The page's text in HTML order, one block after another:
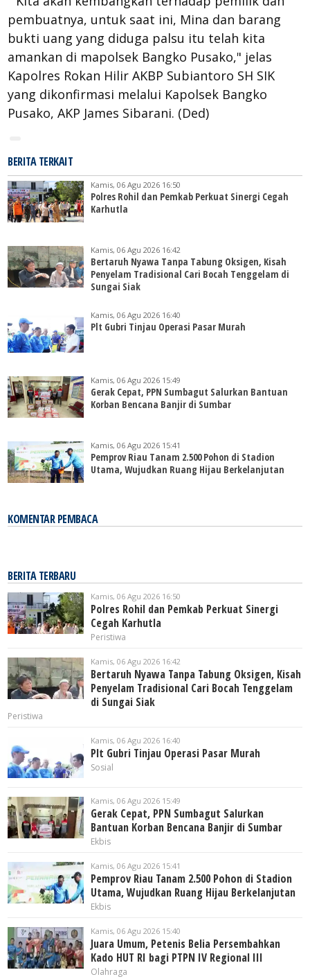
pembuatnya, untuk saat ini, Mina dan barang
bukti uang yang diduga palsu itu telah kita
amankan di mapolsek Bangko Pusako," jelas
Kapolres Rokan Hilir AKBP Subiantoro SH SIK
yang dikonfirmasi melalui Kapolsek Bangko
Pusako, AKP James Sibarani. (Ded)
BERITA TERKAIT
Kamis, 06 Agu 2026 16:50
Polres Rohil dan Pemkab Perkuat Sinergi Cegah
Karhutla
Kamis, 06 Agu 2026 16:42
Bertaruh Nyawa Tanpa Tabung Oksigen, Kisah
Penyelam Tradisional Cari Bocah Tenggelam di
Sungai Siak
Kamis, 06 Agu 2026 16:40
Plt Gubri Tinjau Operasi Pasar Murah
Kamis, 06 Agu 2026 15:49
Gerak Cepat, PPN Sumbagut Salurkan Bantuan
Korban Bencana Banjir di Sumbar
Kamis, 06 Agu 2026 15:41
Pemprov Riau Tanam 2.500 Pohon di Stadion
Utama, Wujudkan Ruang Hijau Berkelanjutan
KOMENTAR PEMBACA
BERITA TERBARU
Kamis, 06 Agu 2026 16:50
Polres Rohil dan Pemkab Perkuat Sinergi
Cegah Karhutla
Peristiwa
Kamis, 06 Agu 2026 16:42
Bertaruh Nyawa Tanpa Tabung Oksigen, Kisah
Penyelam Tradisional Cari Bocah Tenggelam
di Sungai Siak
Peristiwa
Kamis, 06 Agu 2026 16:40
Plt Gubri Tinjau Operasi Pasar Murah
Sosial
Kamis, 06 Agu 2026 15:49
Gerak Cepat, PPN Sumbagut Salurkan
Bantuan Korban Bencana Banjir di Sumbar
Ekbis
Kamis, 06 Agu 2026 15:41
Pemprov Riau Tanam 2.500 Pohon di Stadion
Utama, Wujudkan Ruang Hijau Berkelanjutan
Ekbis
Kamis, 06 Agu 2026 15:40
Juara Umum, Petenis Belia Persembahkan
Kado HUT RI bagi PTPN IV Regional III
Olahraga